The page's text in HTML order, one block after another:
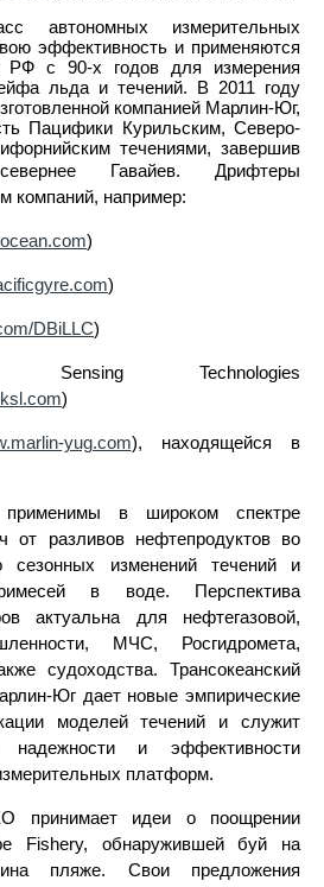
автономных измерительных
эффективность и применяются
РФ с 90-х годов для измерения
льда и течений. В 2011 году
компанией Марлин-Юг,
Пацифики Курильским, Северо-
течениями, завершив
Гавайев. Дрифтеры
компаний, например:
)
)
DBiLLC)
Technologies
)
yug.com), находящейся в
в широком спектре
от разливов нефтепродуктов во
изменений течений и
в воде. Перспектива
актуальна для нефтегазовой,
МЧС, Росгидромета,
судоходства. Трансокеанский
Юг дает новые эмпирические
моделей течений и служит
и эффективности
платформ.
принимает идеи о поощрении
Fishery, обнаружившей буй на
пляже. Свои предложения